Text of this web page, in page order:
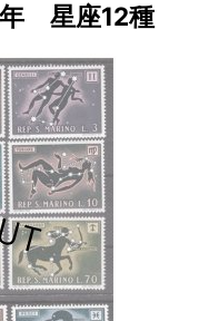
星座12種